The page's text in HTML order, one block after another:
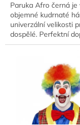
Paruka Afro černá je
objemné kudrnaté
univerzální velikosti
dospělé. Perfektní
karneval, párty i